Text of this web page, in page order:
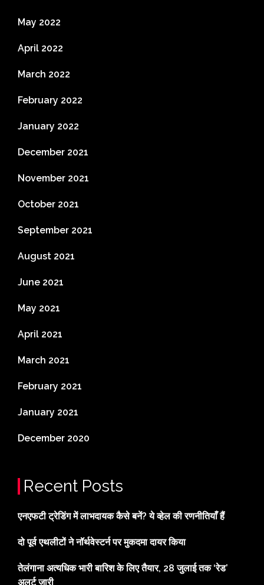
May 2022
April 2022
March 2022
February 2022
January 2022
December 2021
November 2021
October 2021
September 2021
August 2021
June 2021
May 2021
April 2021
March 2021
February 2021
January 2021
December 2020
Recent Posts
एनएफटी ट्रेडिंग में लाभदायक कैसे बनें? ये व्हेल की रणनीतियाँ हैं
दो पूर्व एथलीटों ने नॉर्थवेस्टर्न पर मुकदमा दायर किया
तेलंगाना अत्यधिक भारी बारिश के लिए तैयार, 28 जुलाई तक ‘रेड’
अलर्ट जारी